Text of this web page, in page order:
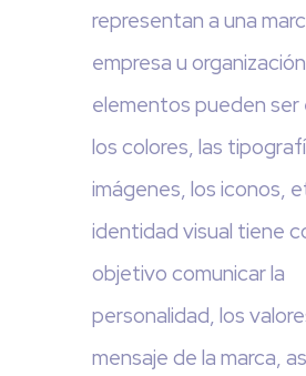
representan a una
empresa u
elementos pueden ser
los colores, las
imágenes, los iconos,
identidad visual tiene
objetivo comunicar la
personalidad, los
mensaje de la marca,